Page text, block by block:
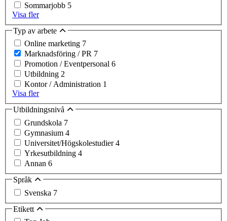
Sommarjobb 5
Visa fler
Typ av arbete
Online marketing 7
Marknadsföring / PR 7
Promotion / Eventpersonal 6
Utbildning 2
Kontor / Administration 1
Visa fler
Utbildningsnivå
Grundskola 7
Gymnasium 4
Universitet/Högskolestudier4
Yrkesutbildning 4
Annan 6
Språk
Svenska 7
Etikett